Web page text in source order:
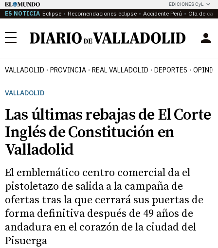
EDICIONES CyL
ES NOTICIA Eclipse Recomendaciones eclipse Accidente Perú Ola de
Menú
VALLADOLID PROVINCIA REAL VALLADOLID DEPORTES
VALLADOLID
Las últimas rebajas de El Corte
Inglés de Constitución en
Valladolid
El emblemático centro comercial da el
pistoletazo de salida a la campaña de
ofertas tras la que cerrará sus puertas de
forma definitiva después de 49 años de
andadura en el corazón de la ciudad del
Pisuerga